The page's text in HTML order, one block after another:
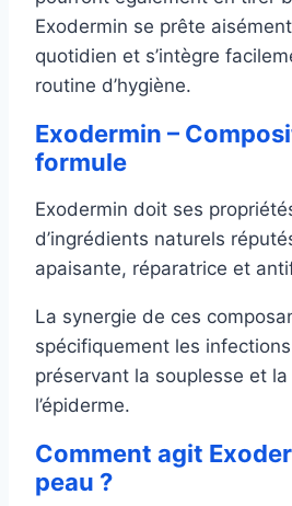
Exodermin se prête
quotidien et s’intègre
routine d’hygiène.
Exodermin –
formule
Exodermin doit ses
d’ingrédients naturels
apaisante, réparatrice et
La synergie de ces
spécifiquement les
préservant la souplesse et
l’épiderme.
Comment agit
peau ?